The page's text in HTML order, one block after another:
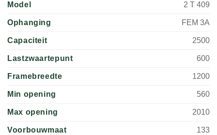
Model 2 T 409
Ophanging FEM 3A
Capaciteit 2500
Lastzwaartepunt 600
Framebreedte 1200
Min opening 560
Max opening 2010
Voorbouwmaat 133